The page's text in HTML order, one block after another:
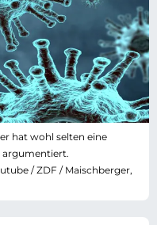
hat wohl selten eine
argumentiert.
/ ZDF / Maischberger,